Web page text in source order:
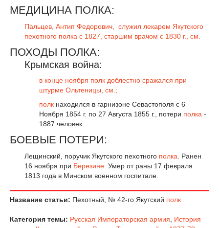
МЕДИЦИНА ПОЛКА:
Пальцев, Антип Федорович, служил лекарем Якутского
пехотного полка с 1827, старшим врачом с 1830 г., см.
ПОХОДЫ ПОЛКА:
Крымская война:
в конце ноября полк доблестно сражался при
штурме Ольтеницы, см.;
полк находился в гарнизоне Севастополя с 6
Ноября 1854 г. по 27 Августа 1855 г., потери полка -
1887 человек.
БОЕВЫЕ ПОТЕРИ:
Лещинский, поручик Якутского пехотного полка . Ранен
16 ноября при Березине . Умер от раны 17 февраля
1813 года в Минском военном госпитале.
Название статьи: Пехотный, № 42-го Якутский полк
Категория темы: Русская Императорская армия
История